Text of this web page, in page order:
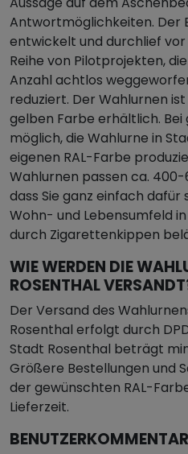
Antwortmöglichkeiten. Der
entwickelt und durchlief vor
Reihe von Pilotprojekten,
Anzahl achtlos
reduziert. Der Wahlurnen
gelben Farbe erhältlich.
möglich, die Wahlurne in
eigenen RAL-Farbe
Wahlurnen passen ca.
dass Sie ganz einfach dafür
Wohn- und Lebensumfeld
durch Zigarettenkippen
WIE WERDEN DIE
ROSENTHAL
Der Versand des
Rosenthal erfolgt durch
Stadt Rosenthal beträgt
Größere Bestellungen und
der gewünschten RAL-
Lieferzeit.